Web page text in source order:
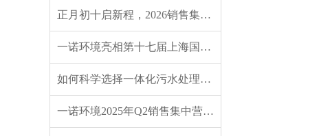
正月初十启新程，2026销售集中营燃情开营，聚力攻坚创佳绩！
一诺环境亮相第十七届上海国际水展，创新水科技引领绿色未来
如何科学选择一体化污水处理设备？实用指南来了
一诺环境2025年Q2销售集中营：赋能成长，共启新程